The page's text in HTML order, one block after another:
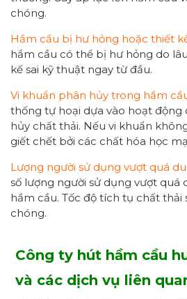
chóng.
Hầm cầu bị hư hỏng hoặc thiết
hầm cầu có thể bị hư hỏng do
kế sai kỹ thuật ngay từ đầu.
Vi khuẩn phân hủy trong hầm
thống tự hoại dựa vào hoạt động
hủy chất thải. Nếu vi khuẩn
giết chết bởi các chất hóa học
Lượng người sử dụng vượt quá
số lượng người sử dụng vượt quá
hầm cầu. Tốc độ tích tụ chất thải
chóng.
Công ty hút hầm cầu
và các dịch vụ liên